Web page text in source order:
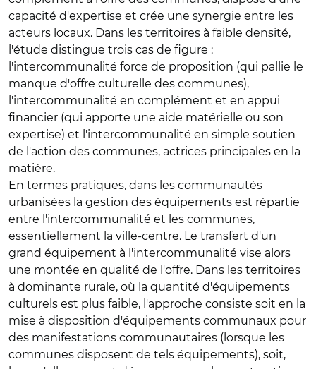
capacité d'expertise et crée une synergie entre les
acteurs locaux. Dans les territoires à faible densité,
l'étude distingue trois cas de figure :
l'intercommunalité force de proposition (qui pallie le
manque d'offre culturelle des communes),
l'intercommunalité en complément et en appui
financier (qui apporte une aide matérielle ou son
expertise) et l'intercommunalité en simple soutien
de l'action des communes, actrices principales en la
matière.
En termes pratiques, dans les communautés
urbanisées la gestion des équipements est répartie
entre l'intercommunalité et les communes,
essentiellement la ville-centre. Le transfert d'un
grand équipement à l'intercommunalité vise alors
une montée en qualité de l'offre. Dans les territoires
à dominante rurale, où la quantité d'équipements
culturels est plus faible, l'approche consiste soit en la
mise à disposition d'équipements communaux pour
des manifestations communautaires (lorsque les
communes disposent de tels équipements), soit,